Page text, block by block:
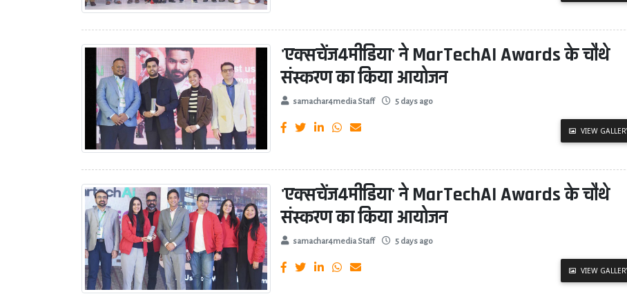
'एक्सचेंज4मीडिया' ने MarTechAI Awards के चौथे
संस्करण का किया आयोजन
samachar4media Staff 5 days ago
VIEW
'एक्सचेंज4मीडिया' ने MarTechAI Awards के चौथे
संस्करण का किया आयोजन
samachar4media Staff 5 days ago
VIEW